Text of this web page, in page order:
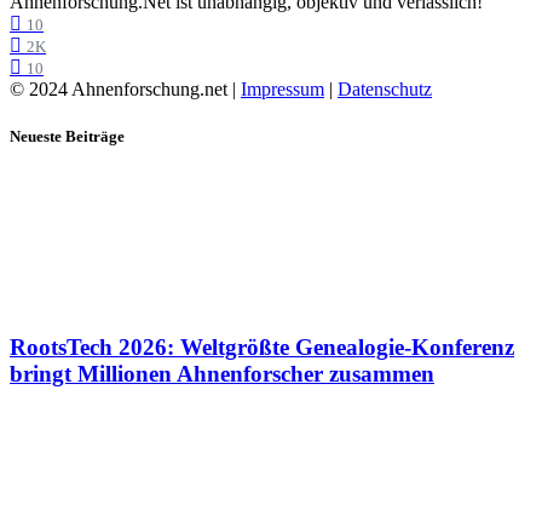
10
2K
10
© 2024 Ahnenforschung.net | Impressum | Datenschutz
Neueste Beiträge
RootsTech 2026: Weltgrößte Genealogie-Konferenz
bringt Millionen Ahnenforscher zusammen